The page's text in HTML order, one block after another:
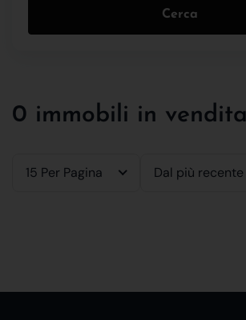
Cerca
0 immobili in
15 Per Pagina Dal più recente